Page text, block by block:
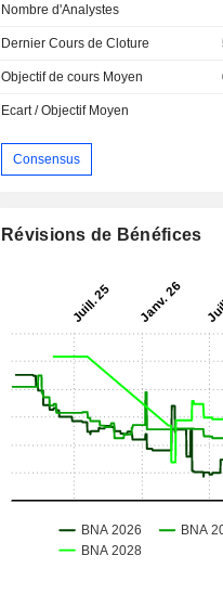
Nombre d'Analystes
Dernier Cours de Cloture
Objectif de cours Moyen
Ecart / Objectif Moyen
Consensus
Révisions de Bénéfices